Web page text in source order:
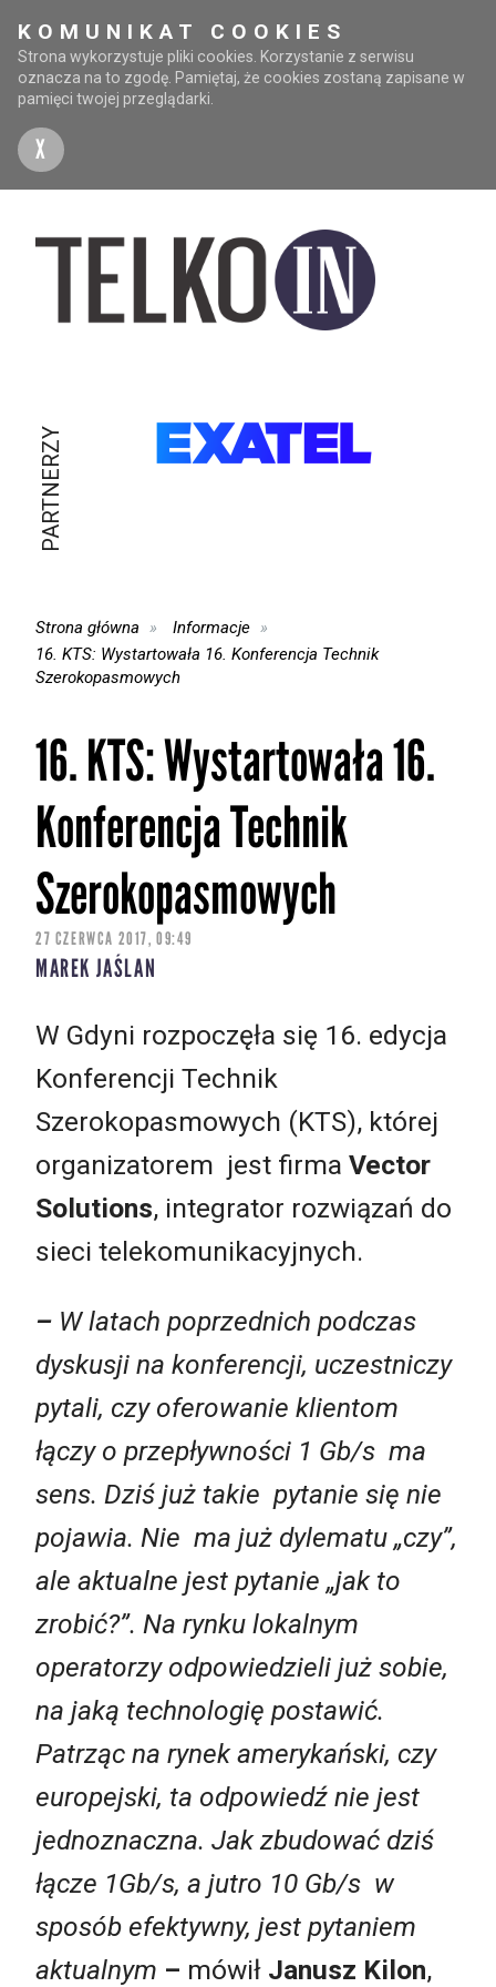
KOMUNIKAT COOKIES
Strona wykorzystuje pliki cookies. Korzystanie z serwisu
oznacza na to zgodę. Pamiętaj, że cookies zostaną zapisane w
pamięci twojej przeglądarki.
X
PARTNERZY
Strona główna
Informacje
16. KTS: Wystartowała 16. Konferencja Technik
Szerokopasmowych
16. KTS: Wystartowała 16.
Konferencja Technik
Szerokopasmowych
27 CZERWCA 2017, 09:49
MAREK JAŚLAN
W Gdyni rozpoczęła się 16. edycja
Konferencji Technik
Szerokopasmowych (KTS), której
organizatorem jest firma Vector
Solutions, integrator rozwiązań do
sieci telekomunikacyjnych.
– W latach poprzednich podczas
dyskusji na konferencji, uczestniczy
pytali, czy oferowanie klientom
łączy o przepływności 1 Gb/s ma
sens. Dziś już takie pytanie się nie
pojawia. Nie ma już dylematu „czy”,
ale aktualne jest pytanie „jak to
zrobić?”. Na rynku lokalnym
operatorzy odpowiedzieli już sobie,
na jaką technologię postawić.
Patrząc na rynek amerykański, czy
europejski, ta odpowiedź nie jest
jednoznaczna. Jak zbudować dziś
łącze 1Gb/s, a jutro 10 Gb/s w
sposób efektywny, jest pytaniem
aktualnym – mówił Janusz Kilon,